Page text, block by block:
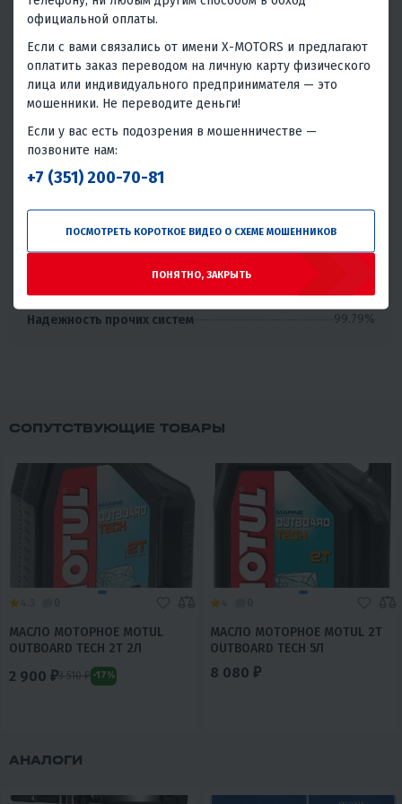
Надёжность товара
покупателей и количестве обращений в сервис с этим
Без проблем Всего обращений в сервис
98.49%
Отличная надёжность
использовании данного товара.
Надежность двигателя или трансмиссии
Надежность топливной и смазочной системы
Надежность конструкции и корпуса
99.79%
Надежность прочих систем
99.79%
СОПУТСТВУЮЩИЕ ТОВАРЫ
МАСЛО МОТОРНОЕ MOTUL
OUTBOARD TECH 2T 2Л
2 900 ₽3 510 ₽ -17%
МАСЛО МОТОРНОЕ MOTUL 2Т
OUTBOARD TECH 5Л
8 080 ₽
АНАЛОГИ
официальной оплаты.
Если с вами связались от имени X-MOTORS и предлагают
оплатить заказ переводом на личную карту физического
лица или индивидуального предпринимателя — это
мошенники. Не переводите деньги!
Если у вас есть подозрения в мошенничестве —
позвоните нам:
+7 (351) 200-70-81
ПОСМОТРЕТЬ КОРОТКОЕ ВИДЕО О СХЕМЕ МОШЕННИКОВ
ПОНЯТНО, ЗАКРЫТЬ